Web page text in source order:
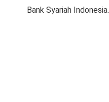
Bank Syariah Indonesia.